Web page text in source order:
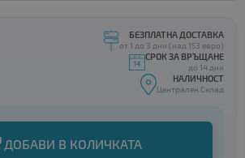
БЕЗПЛАТНА ДОСТАВКА
от 1 до 3 дни (над 153 евро)
СРОК ЗА ВРЪЩАНЕ
до 14 дни
НАЛИЧНОСТ
Централен Склад
ДОБАВИ В КОЛИЧКАТА